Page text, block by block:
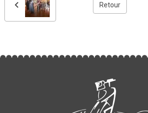
Retour